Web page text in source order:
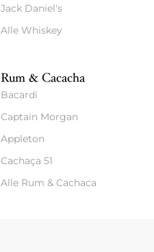
Jack Daniel's
Alle Whiskey
Rum & Cacacha
Bacardi
Captain Morgan
Appleton
Cachaça 51
Alle Rum & Cachaca